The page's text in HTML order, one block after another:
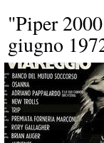
"Piper
giugno